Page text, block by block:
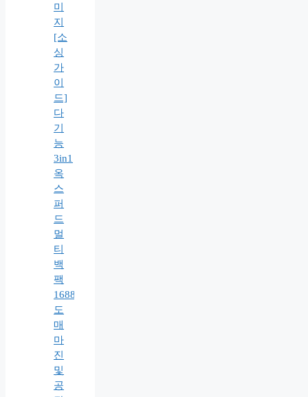
[소
싱
가
이
드]
다
기
능
3in1
옥
스
퍼
드
멀
티
백
팩
1688
도
매
마
진
및
공